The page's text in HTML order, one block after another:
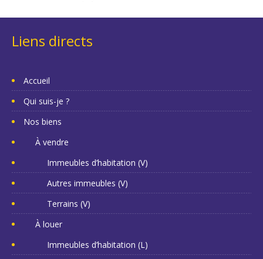
Liens directs
Accueil
Qui suis-je ?
Nos biens
À vendre
Immeubles d’habitation (V)
Autres immeubles (V)
Terrains (V)
À louer
Immeubles d’habitation (L)